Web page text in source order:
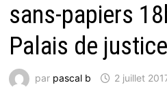
sans-papiers
Palais de
par pascal b 2 juillet